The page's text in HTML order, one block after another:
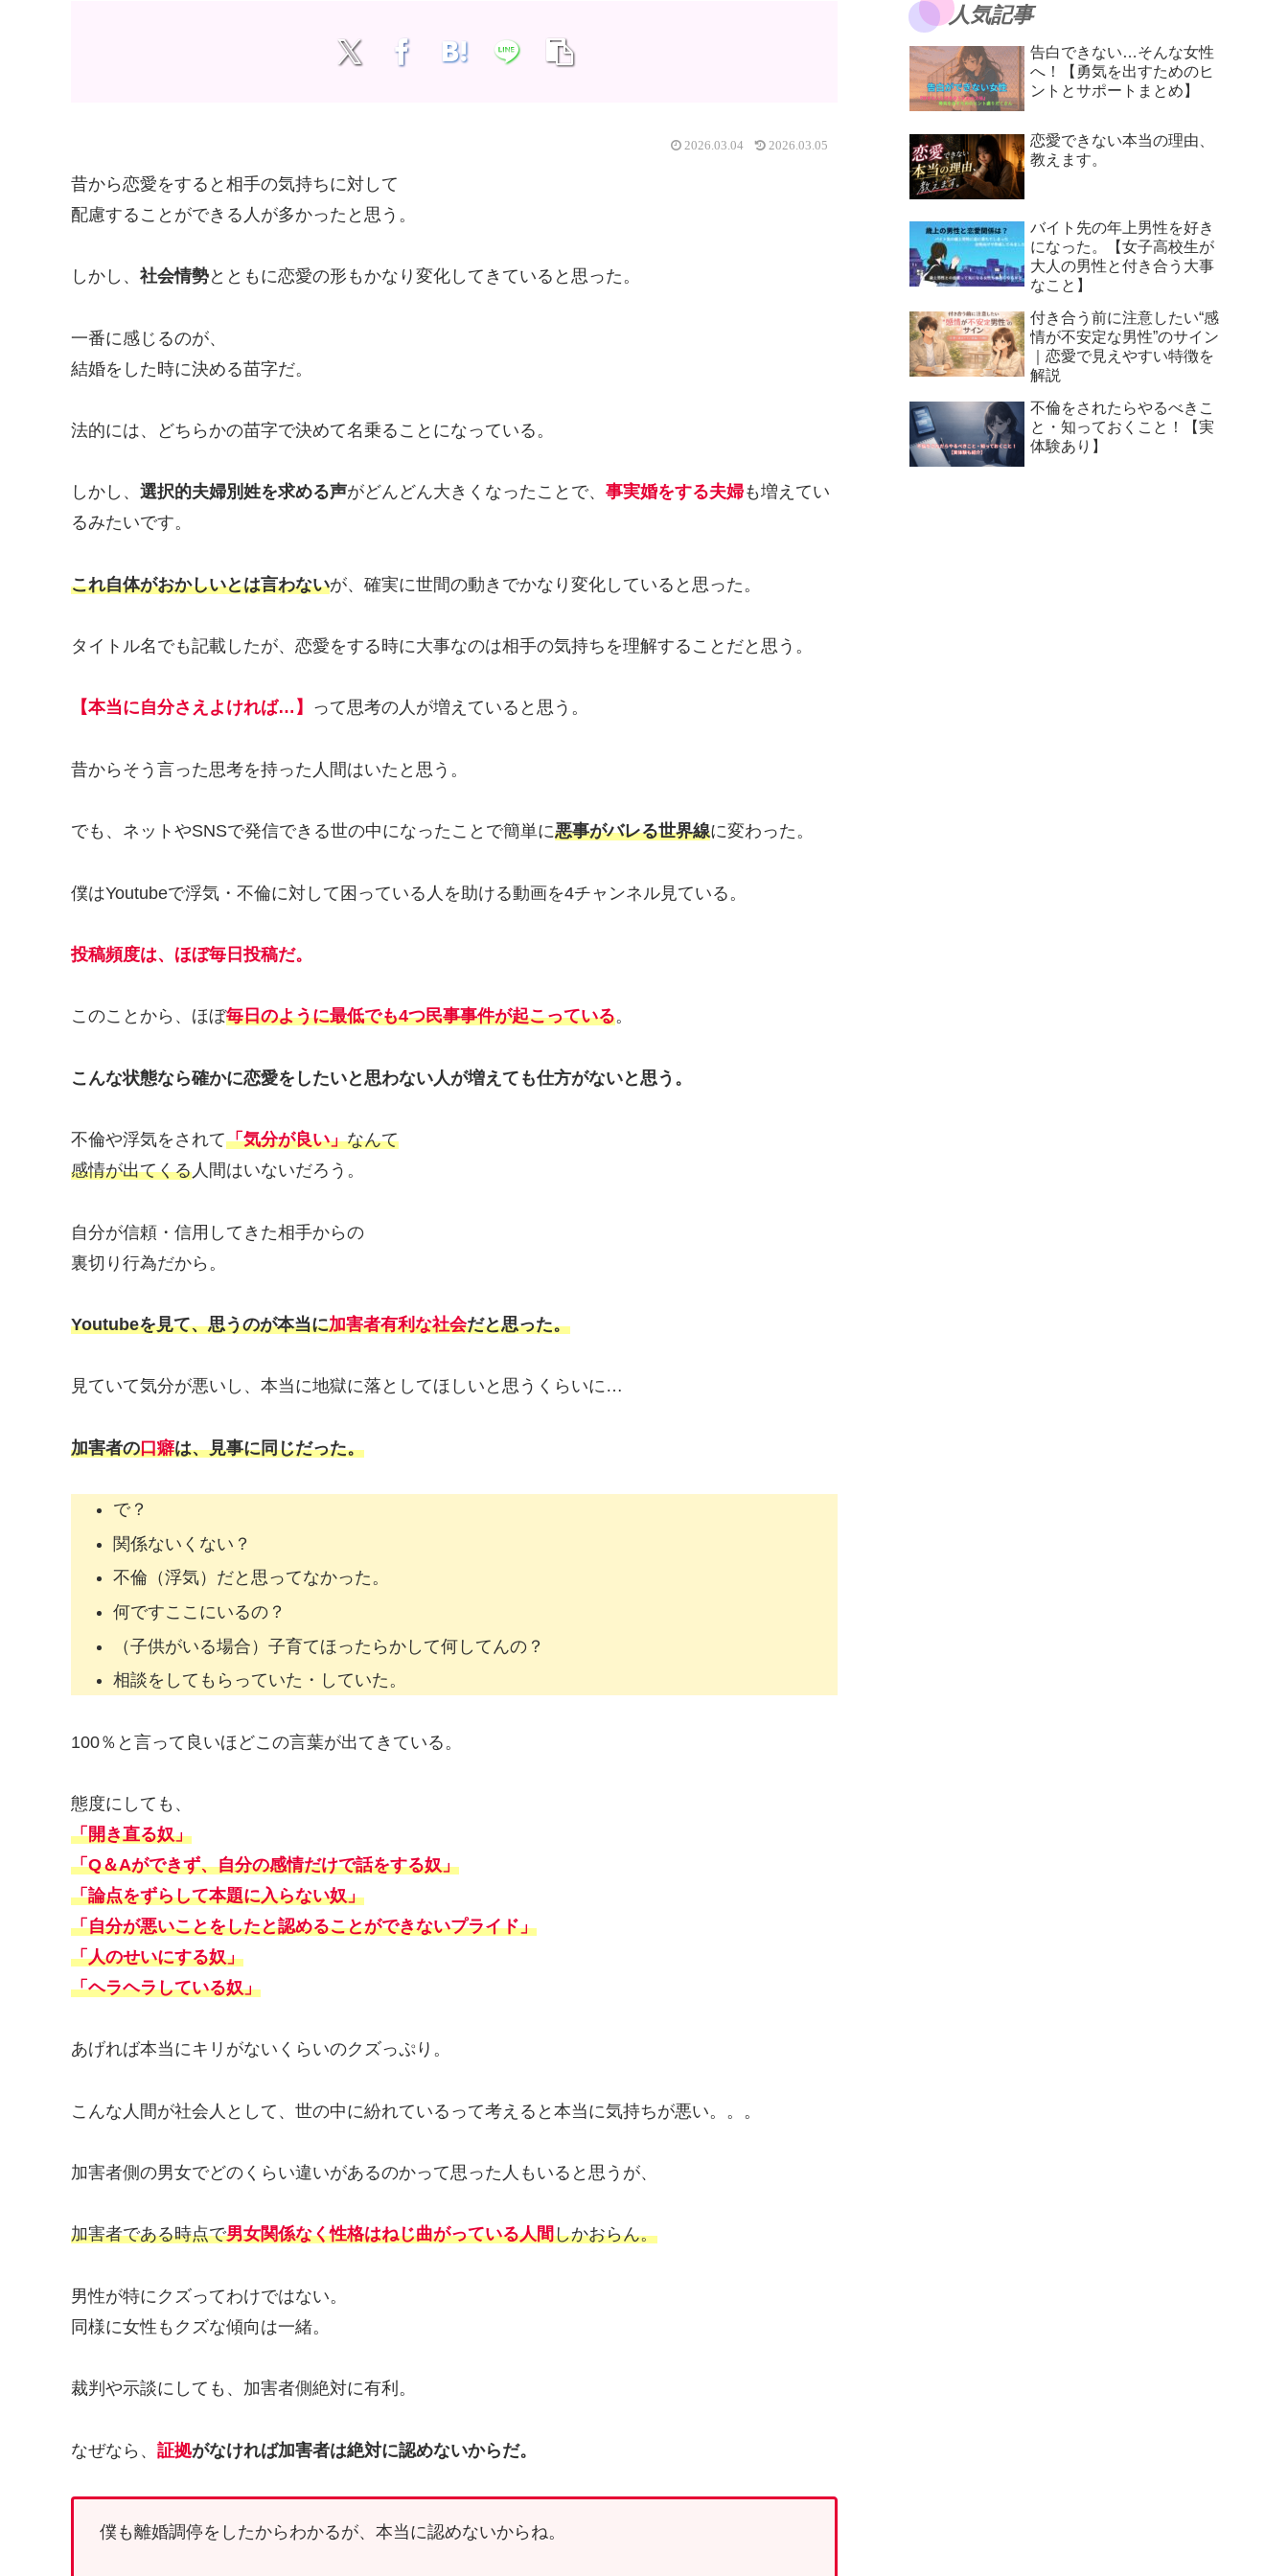
2026.03.04 2026.03.05
昔から恋愛をすると相手の気持ちに対して
配慮することができる人が多かったと思う。
しかし、 社会情勢とともに恋愛の形もかなり変化してきていると思った。
一番に感じるのが、
結婚をした時に決める苗字だ。
法的には、どちらかの苗字で決めて名乗ることになっている。
しかし、 選択的夫婦別姓を求める声がどんどん大きくなったことで、 事実婚をする夫婦も増えてい
るみたいです。
これ自体がおかしいとは言わないが、確実に世間の動きでかなり変化していると思った。
タイトル名でも記載したが、恋愛をする時に大事なのは相手の気持ちを理解することだと思う。
【本当に自分さえよければ…】 って思考の人が増えていると思う。
昔からそう言った思考を持った人間はいたと思う。
でも、ネットやSNSで発信できる世の中になったことで簡単に悪事がバレる世界線に変わった。
僕はYoutubeで浮気・不倫に対して困っている人を助ける動画を4チャンネル見ている。
投稿頻度は、ほぼ毎日投稿だ。
このことから、ほぼ毎日のように最低でも4つ民事事件が起こっている。
こんな状態なら確かに恋愛をしたいと思わない人が増えても仕方がないと思う。
不倫や浮気をされて「気分が良い」なんて
感情が出てくる人間はいないだろう。
自分が信頼・信用してきた相手からの
裏切り行為だから。
Youtubeを見て、思うのが本当に加害者有利な社会だと思った。
見ていて気分が悪いし、本当に地獄に落としてほしいと思うくらいに…
加害者の口癖は、見事に同じだった。
で？
関係ないくない？
不倫（浮気）だと思ってなかった。
何ですここにいるの？
（子供がいる場合）子育てほったらかして何してんの？
相談をしてもらっていた・していた。
100％と言って良いほどこの言葉が出てきている。
態度にしても、
「開き直る奴」
「Q＆Aができず、自分の感情だけで話をする奴」
「論点をずらして本題に入らない奴」
「自分が悪いことをしたと認めることができないプライド」
「人のせいにする奴」
「ヘラヘラしている奴」
あげれば本当にキリがないくらいのクズっぷり。
こんな人間が社会人として、世の中に紛れているって考えると本当に気持ちが悪い。。。
加害者側の男女でどのくらい違いがあるのかって思った人もいると思うが、
加害者である時点で男女関係なく性格はねじ曲がっている人間しかおらん。
男性が特にクズってわけではない。
同様に女性もクズな傾向は一緒。
裁判や示談にしても、加害者側絶対に有利。
なぜなら、 証拠がなければ加害者は絶対に認めないからだ。
僕も離婚調停をしたからわかるが、本当に認めないからね。
人気記事
告白できない…そんな女性
へ！【勇気を出すためのヒ
ントとサポートまとめ】
恋愛できない本当の理由、
教えます。
バイト先の年上男性を好き
になった。【女子高校生が
大人の男性と付き合う大事
なこと】
付き合う前に注意したい“感
情が不安定な男性”のサイン
｜恋愛で見えやすい特徴を
解説
不倫をされたらやるべきこ
と・知っておくこと！【実
体験あり】